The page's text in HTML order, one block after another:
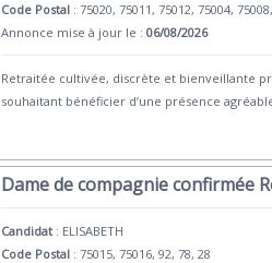
Code Postal : 75020, 75011, 75012, 75004,
Annonce mise à jour le :06/08/2026
Retraitée cultivée, discrète et bienveillante
souhaitant bénéficier d’une présence
Dame de compagnie confirmée
Candidat : ELISABETH
Code Postal : 75015, 75016, 92, 78, 28